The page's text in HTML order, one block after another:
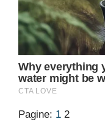
Pagine: 1 2